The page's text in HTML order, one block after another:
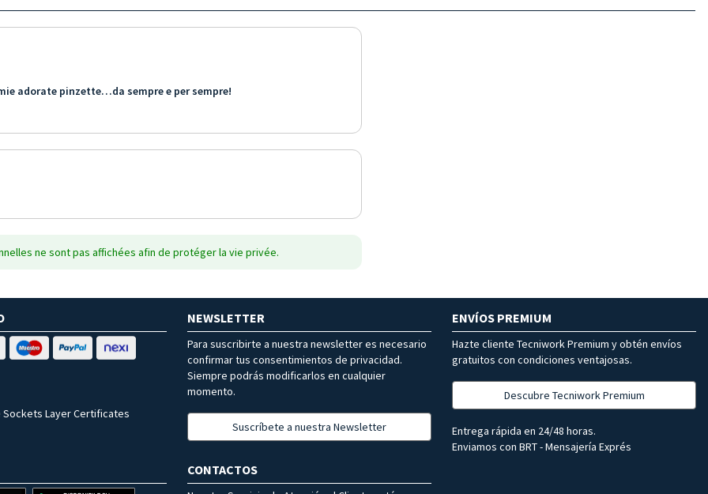
adorate pinzette…da sempre e per sempre!
ne sont pas affichées afin de protéger la vie privée.
Sockets Layer Certificates
NEWSLETTER
Para suscribirte a nuestra newsletter es necesario
confirmar tus consentimientos de privacidad.
Siempre podrás modificarlos en cualquier
momento.
Suscríbete a nuestra Newsletter
ENVÍOS PREMIUM
Hazte cliente Tecniwork Premium y obtén envíos
gratuitos con condiciones ventajosas.
Descubre Tecniwork Premium
Entrega rápida en 24/48 horas.
Enviamos con BRT - Mensajería Exprés
CONTACTOS